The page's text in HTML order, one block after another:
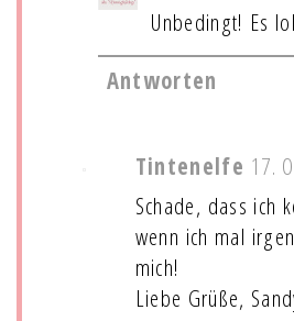
Unbedingt! Es
Antworten
Tintenelfe 17.
Schade, dass ich
wenn ich mal
mich!
Liebe Grüße,